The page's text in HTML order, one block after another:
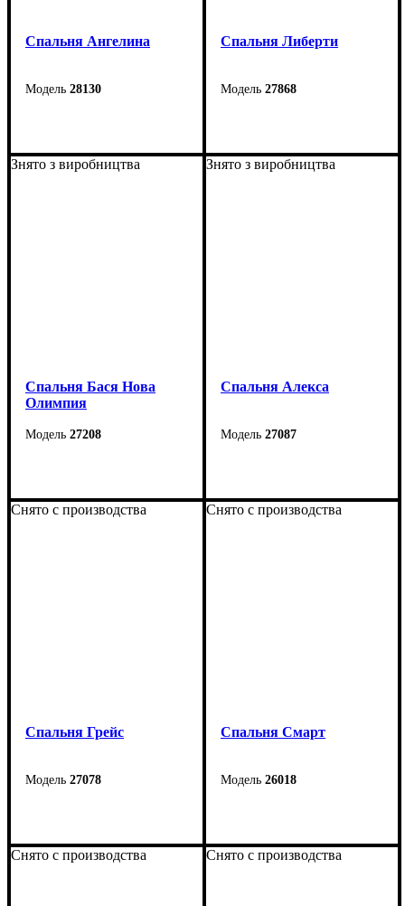
Спальня Ангелина
28130
Спальня Либерти
27868
Знято з виробництва
Спальня Бася Нова
Олимпия
27208
Знято з виробництва
Спальня Алекса
27087
Снято с производства
Спальня Грейс
27078
Снято с производства
Cпальня Смарт
26018
Снято с производства Снято с производства